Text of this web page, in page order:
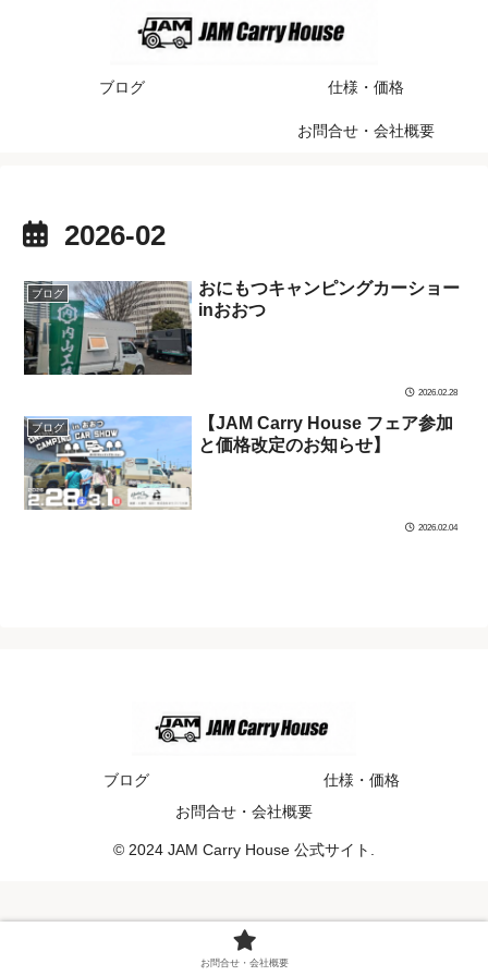
ブログ 仕様・価格
お問合せ・会社概要
2026-02
ブログ
おにもつキャンピングカーショー
inおおつ
2026.02.28
ブログ
【JAM Carry House フェア参加
と価格改定のお知らせ】
2026.02.04
ブログ
仕様・価格
お問合せ・会社概要
© 2024 JAM Carry House 公式サイト.
お問合せ・会社概要